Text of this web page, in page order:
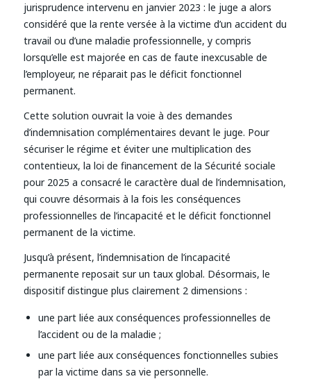
jurisprudence intervenu en janvier 2023 : le juge a alors
considéré que la rente versée à la victime d’un accident du
travail ou d’une maladie professionnelle, y compris
lorsqu’elle est majorée en cas de faute inexcusable de
l’employeur, ne réparait pas le déficit fonctionnel
permanent.
Cette solution ouvrait la voie à des demandes
d’indemnisation complémentaires devant le juge. Pour
sécuriser le régime et éviter une multiplication des
contentieux, la loi de financement de la Sécurité sociale
pour 2025 a consacré le caractère dual de l’indemnisation,
qui couvre désormais à la fois les conséquences
professionnelles de l’incapacité et le déficit fonctionnel
permanent de la victime.
Jusqu’à présent, l’indemnisation de l’incapacité
permanente reposait sur un taux global. Désormais, le
dispositif distingue plus clairement 2 dimensions :
une part liée aux conséquences professionnelles de
l’accident ou de la maladie ;
une part liée aux conséquences fonctionnelles subies
par la victime dans sa vie personnelle.